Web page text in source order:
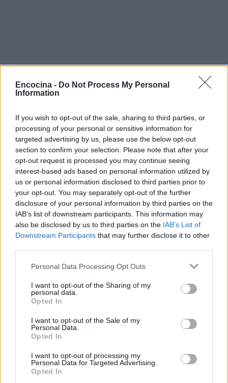
Encocina - Do Not Process My Personal
Information
If you wish to opt-out of the sale, sharing to third parties, or
processing of your personal or sensitive information for
targeted advertising by us, please use the below opt-out
section to confirm your selection. Please note that after your
opt-out request is processed you may continue seeing
interest-based ads based on personal information utilized by
us or personal information disclosed to third parties prior to
your opt-out. You may separately opt-out of the further
disclosure of your personal information by third parties on the
IAB’s list of downstream participants. This information may
also be disclosed by us to third parties on the IAB’s List of
Downstream Participants that may further disclose it to other
Please note that this website/app uses one or more Google
not limited to your visit or usage behaviour. You may click to
grant or deny consent to Google and its third-party tags to
use your data for below specified purposes in below Google
consent section.
Personal Data Processing Opt Outs
I want to opt-out of the Sharing of my
personal data.
Opted In
I want to opt-out of the Sale of my
Personal Data.
Opted In
I want to opt-out of processing my
Personal Data for Targeted Advertising.
Opted In
Sigue leyendo
APERITIVOS Y TAPAS
Ideas creativas de tapas para acompañar vermut y
bebidas sin alcohol
Andrés Navarro · 6 Ago 2026
APERITIVOS Y TAPAS